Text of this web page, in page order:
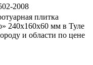
2008
плитка
240х160х60 мм в Туле
и области по цене